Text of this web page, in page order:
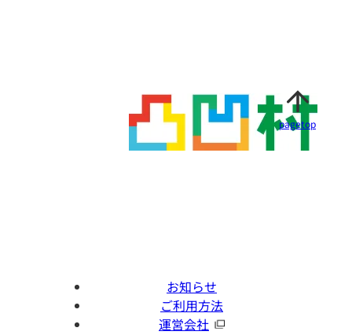
pagetop
お知らせ
ご利用方法
運営会社